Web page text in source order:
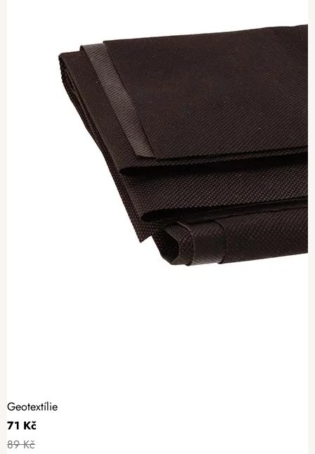
Geotextílie
71 Kč
89 Kč